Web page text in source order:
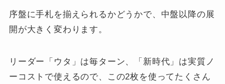
序盤に手札を揃えられるかどうかで、中盤以降の展
開が大きく変わります。
リーダー「ウタ」は毎ターン、「新時代」は実質ノ
ーコストで使えるので、この2枚を使ってたくさん